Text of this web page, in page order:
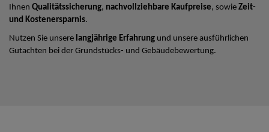
Ihnen Qualitätssicherung, nachvollziehbare Kaufpreise, sowie Zeit-
und Kostenersparnis.
Nutzen Sie unsere langjährige Erfahrung und unsere ausführlichen
Gutachten bei der Grundstücks- und Gebäudebewertung.